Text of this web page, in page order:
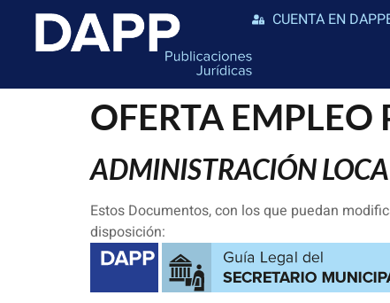
CUENTA EN
OFERTA
ADMINISTRACIÓN
Estos Documentos, con los que puedan
disposición: